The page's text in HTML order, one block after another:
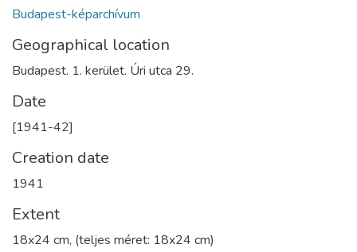
Budapest-képarchívum
Geographical location
Budapest. 1. kerület. Úri utca 29.
Date
[1941-42]
Creation date
1941
Extent
18x24 cm, (teljes méret: 18x24 cm)